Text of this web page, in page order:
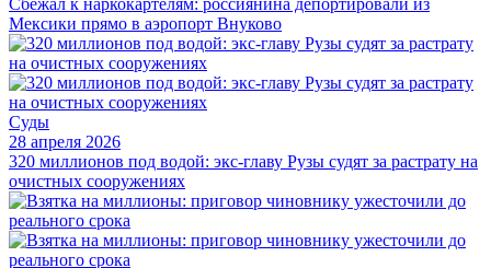
Мексики прямо в аэропорт Внуково
Суды
28 апреля 2026
320 миллионов под водой: экс-главу Рузы судят за растрату на
очистных сооружениях